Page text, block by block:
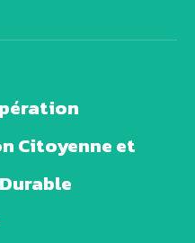
Citoyenne et